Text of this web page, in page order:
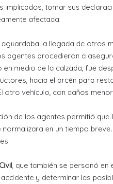
implicados, tomar sus
afectada.
aguardaba la llegada de otros
agentes procedieron a
en medio de la calzada, fue
hacia el arcén para
otro vehículo, con daños
de los agentes permitió
en un tiempo
, que también se personó
y determinar las